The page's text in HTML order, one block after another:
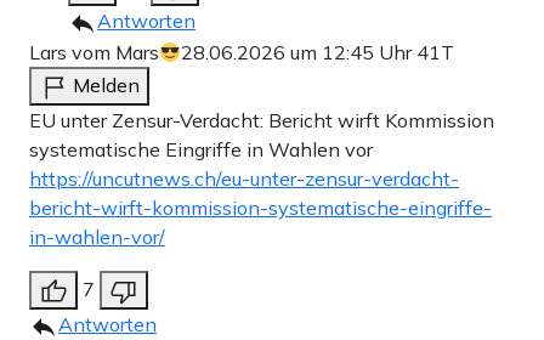
Antworten
Lars vom Mars
28.06.2026 um 12:45 Uhr 41T
Melden
EU unter Zensur-Verdacht: Bericht wirft Kommission
systematische Eingriffe in Wahlen vor
https://uncutnews.ch/eu-unter-zensur-verdacht-
bericht-wirft-kommission-systematische-eingriffe-
in-wahlen-vor/
7
Antworten